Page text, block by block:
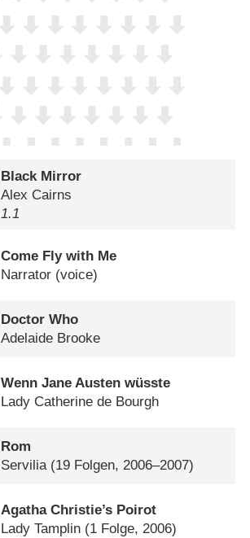
Black Mirror
Alex Cairns
1.1
Come Fly with Me
Narrator (voice)
Doctor Who
Adelaide Brooke
Wenn Jane Austen wüsste
Lady Catherine de Bourgh
Rom
Servilia (19 Folgen, 2006–2007)
Agatha Christie’s Poirot
Lady Tamplin (1 Folge, 2006)